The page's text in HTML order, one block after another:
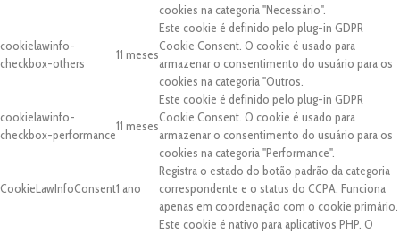
cookies na categoria "Necessário".
cookielawinfo-
checkbox-others
11 meses
Este cookie é definido pelo plug-in GDPR
Cookie Consent. O cookie é usado para
armazenar o consentimento do usuário para os
cookies na categoria "Outros.
cookielawinfo-
checkbox-performance
11 meses
Este cookie é definido pelo plug-in GDPR
Cookie Consent. O cookie é usado para
armazenar o consentimento do usuário para os
cookies na categoria "Performance".
CookieLawInfoConsent1 ano
Registra o estado do botão padrão da categoria
correspondente e o status do CCPA. Funciona
apenas em coordenação com o cookie primário.
Este cookie é nativo para aplicativos PHP. O